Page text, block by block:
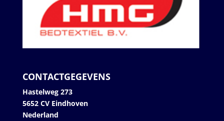
CONTACTGEGEVENS
Hastelweg 273
5652 CV Eindhoven
Nederland